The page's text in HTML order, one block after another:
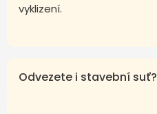
vyklizení.
Odvezete i stavební suť?